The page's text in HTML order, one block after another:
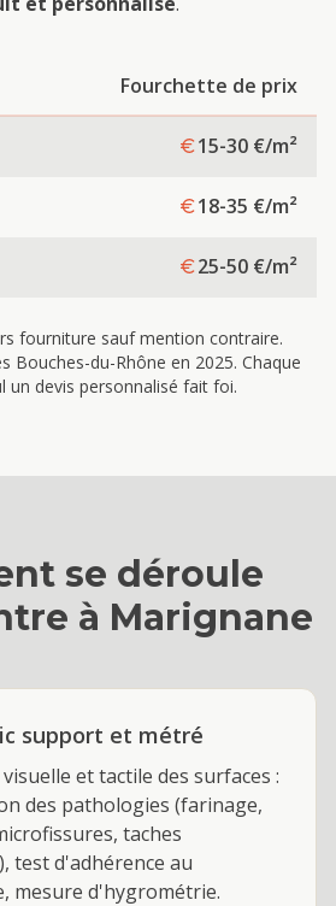
Fourchette de prix
15-30 €/m²
18-35 €/m²
25-50 €/m²
fourniture sauf mention contraire.
Bouches-du-Rhône en 2025. Chaque
un devis personnalisé fait foi.
se déroule
à Marignane
support et métré
et tactile des surfaces :
des pathologies (farinage,
taches
test d'adhérence au
mesure d'hygrométrie.